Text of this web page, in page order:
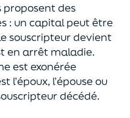
proposentdes
: un capitalpeut être
souscripteur devient
en arrêt maladie.
est exonérée
l’époux, l’épouse ou
décédé.